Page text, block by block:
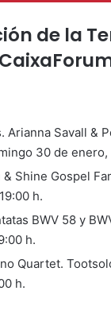
de la
Arianna Savall &
30 de enero,
Shine Gospel
h.
BWV 58 y
h.
Quartet.
h.